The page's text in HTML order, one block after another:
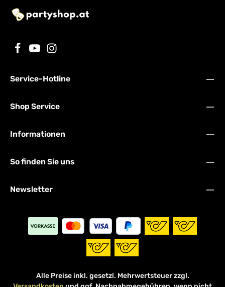
Service-Hotline
Shop Service
Informationen
So finden Sie uns
Newsletter
Alle Preise inkl. gesetzl. Mehrwertsteuer zzgl.